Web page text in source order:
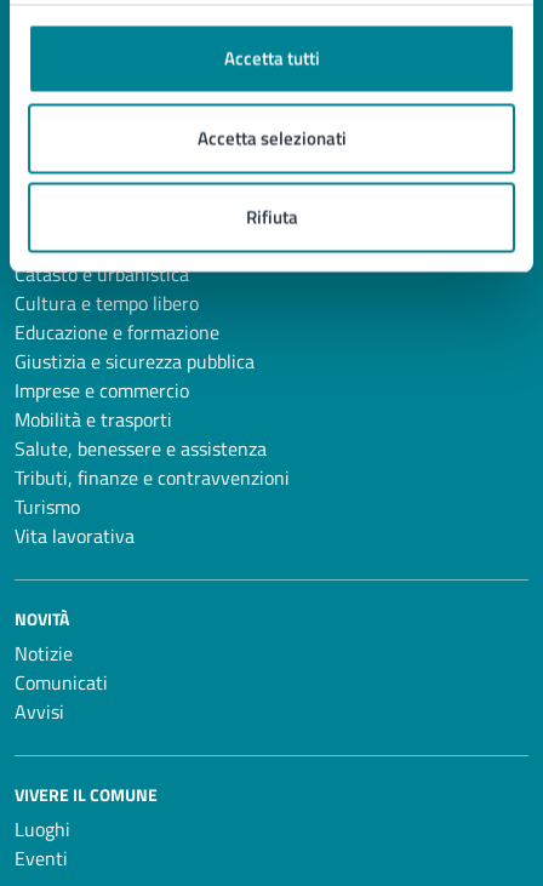
Accetta tutti
Accetta selezionati
Rifiuta
Ambiente
Autorizzazioni
Catasto e urbanistica
Cultura e tempo libero
Educazione e formazione
Giustizia e sicurezza pubblica
Imprese e commercio
Mobilità e trasporti
Salute, benessere e assistenza
Tributi, finanze e contravvenzioni
Turismo
Vita lavorativa
NOVITÀ
Notizie
Comunicati
Avvisi
VIVERE IL COMUNE
Luoghi
Eventi